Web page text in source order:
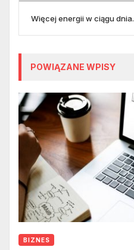
Więcej energii w ciągu dnia.
POWIĄZANE WPISY
BIZNES